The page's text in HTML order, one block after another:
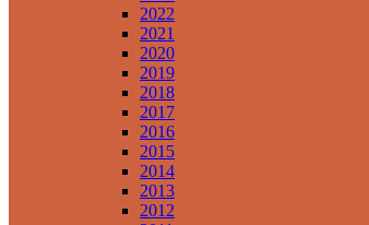
2022
2021
2020
2019
2018
2017
2016
2015
2014
2013
2012